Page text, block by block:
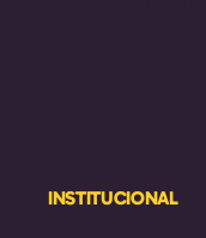
INSTITUCIONAL